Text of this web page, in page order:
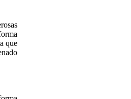
que